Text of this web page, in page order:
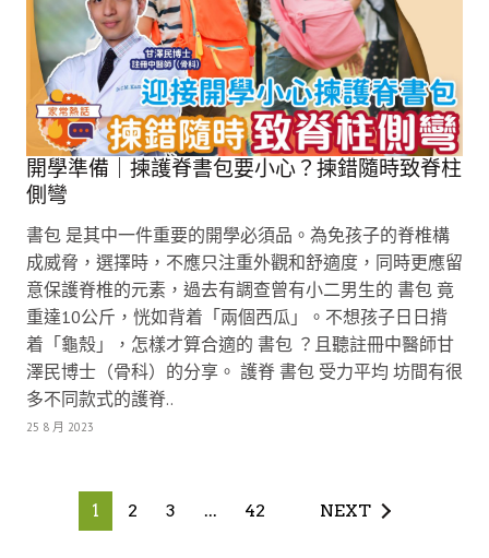
開學準備｜揀護脊書包要小心？揀錯隨時致脊柱
側彎
書包 是其中一件重要的開學必須品。為免孩子的脊椎構
成威脅，選擇時，不應只注重外觀和舒適度，同時更應留
意保護脊椎的元素，過去有調查曾有小二男生的 書包 竟
重達10公斤，恍如背着「兩個西瓜」。不想孩子日日揹
着「龜殼」，怎樣才算合適的 書包 ？且聽註冊中醫師甘
澤民博士（骨科）的分享。 護脊 書包 受力平均 坊間有很
多不同款式的護脊..
25 8 月 2023
1 2 3 ... 42 NEXT